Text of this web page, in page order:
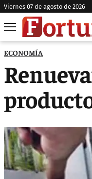
viernes 07 de agosto de 2026
ECONOMÍA